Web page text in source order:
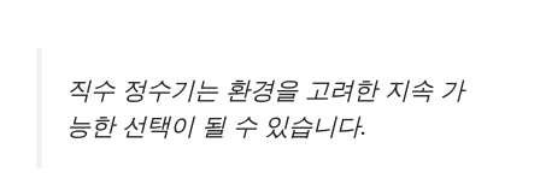
직수 정수기는 환경을 고려한 지속 가
능한 선택이 될 수 있습니다.